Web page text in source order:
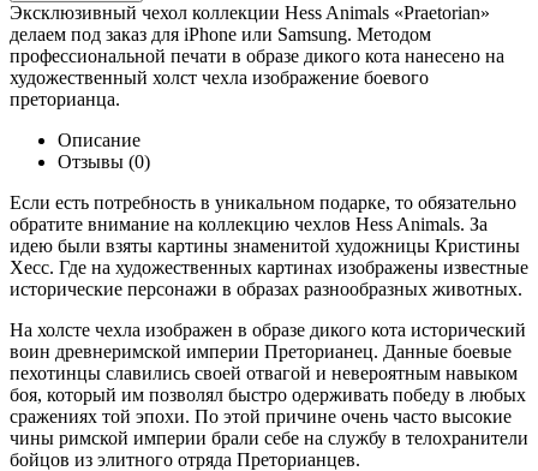
Эксклюзивный чехол коллекции Hess Animals «Praetorian»
делаем под заказ для iPhone или Samsung. Методом
профессиональной печати в образе дикого кота нанесено на
художественный холст чехла изображение боевого
преторианца.
Описание
Отзывы (0)
Если есть потребность в уникальном подарке, то обязательно
обратите внимание на коллекцию чехлов Hess Animals. За
идею были взяты картины знаменитой художницы Кристины
Хесс. Где на художественных картинах изображены известные
исторические персонажи в образах разнообразных животных.
На холсте чехла изображен в образе дикого кота исторический
воин древнеримской империи Преторианец. Данные боевые
пехотинцы славились своей отвагой и невероятным навыком
боя, который им позволял быстро одерживать победу в любых
сражениях той эпохи. По этой причине очень часто высокие
чины римской империи брали себе на службу в телохранители
бойцов из элитного отряда Преторианцев.